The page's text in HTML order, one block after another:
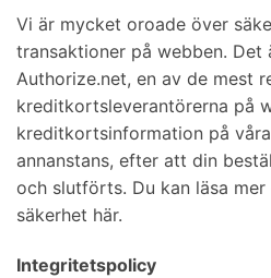
Vi är mycket oroade över
transaktioner på webben.
Authorize.net, en av de mest
kreditkortsleverantörerna på
kreditkortsinformation på
annanstans, efter att din
och slutförts. Du kan läsa
säkerhet här.
Integritetspolicy